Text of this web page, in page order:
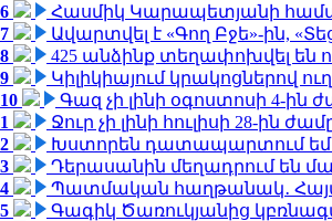
6
Հասմիկ Կարապետյանի
7
Ավարտվել է «Գող Բջե»-ին,
8
425 անձինք տեղափոխվել են
9
Կիլիկիայում կրակոցներով
10
Գազ չի լինի օգոստոսի 4-ին
1
Ջուր չի լինի հուլիսի 28-ին
2
Խստորեն դատապարտում եմ
3
Դերասանին մեղադրում են
4
Պատմական հաղթանակ․
5
Գագիկ Ծառուկյանից